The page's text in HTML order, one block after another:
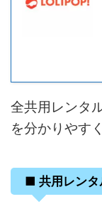
全共用レンタ
を分かりやす
■ 共用レンタ